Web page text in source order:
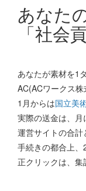
あなた
「社会
あなたが素材を1
AC(ACワークス株
1月からは国立美
実際の送金は、
運営サイトの合
手続きの都合上
正クリックは、集